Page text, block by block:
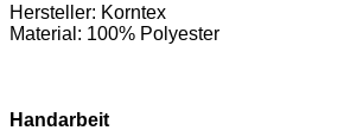
Hersteller: Korntex
Material: 100% Polyester
Handarbeit